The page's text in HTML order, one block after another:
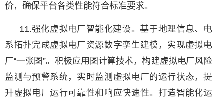
价，确保平台各类性能符合标准要求。
11.强化虚拟电厂智能化建设。基于地理信息、电
系拓扑完成虚拟电厂资源数字孪生建模，实现虚拟电
厂“一张图”。积极应用图计算技术，构建虚拟电厂风险
监测与预警系统，实时监测虚拟电厂的运行状态，提
升虚拟电厂运行可靠性和响应快速性。打造智能化运